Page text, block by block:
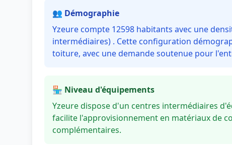
👥 Démographie
Yzeure compte 12598 habitants avec une
intermédiaires) . Cette configuration
toiture, avec une demande soutenue pour
🏪 Niveau d'équipements
Yzeure dispose d'un centres intermédiaires
facilite l'approvisionnement en matériaux de
complémentaires.